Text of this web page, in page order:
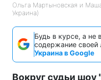
Ольга Мартыновская и
Украина)
Будь в курсе, а не
содержание своей
Украина в Google
Вокруг судьи